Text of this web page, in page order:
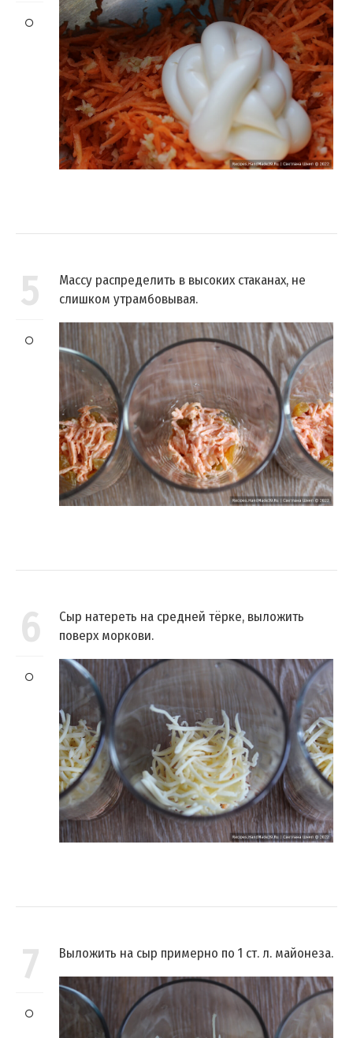
5
Массу распределить в высоких стаканах, не
слишком утрамбовывая.
6
Сыр натереть на средней тёрке, выложить
поверх моркови.
7 Выложить на сыр примерно по 1 ст. л. майонеза.